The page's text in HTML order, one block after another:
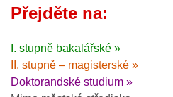
Přejděte na:
I. stupně bakalářské »
II. stupně – magisterské »
Doktorandské studium »